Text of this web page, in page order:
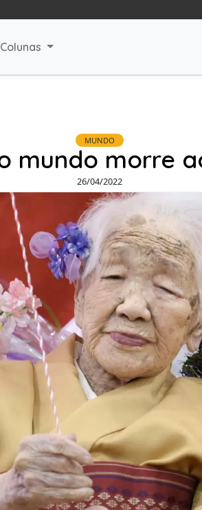
Colunas
MUNDO
mundo morre
26/04/2022